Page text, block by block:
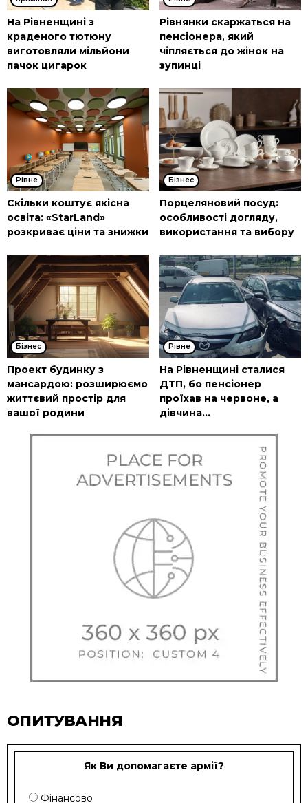
На Рівненщині з
краденого тютюну
виготовляли мільйони
пачок цигарок
Рівнянки скаржаться на
пенсіонера, який
чіпляється до жінок на
зупинці
Рівне
Скільки коштує якісна
освіта: «StarLand»
розкриває ціни та знижки
Бізнес
Порцеляновий посуд:
особливості догляду,
використання та вибору
Бізнес
Проект будинку з
мансардою: розширюємо
життєвий простір для
вашої родини
Рівне
На Рівненщині сталися
ДТП, бо пенсіонер
проїхав на червоне, а
дівчина...
ОПИТУВАННЯ
Як Ви допомагаєте армії?
Фінансово